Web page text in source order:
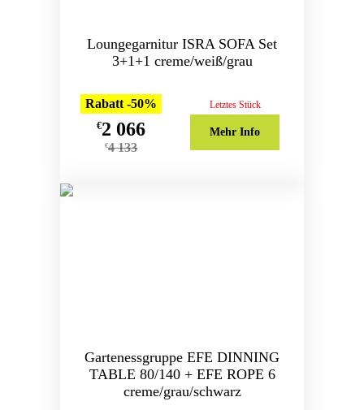
Loungegarnitur ISRA SOFA Set
3+1+1 creme/weiß/grau
Rabatt -50%
€2 066
€4 133
Letztes Stück
Mehr Info
Gartenessgruppe EFE DINNING
TABLE 80/140 + EFE ROPE 6
creme/grau/schwarz